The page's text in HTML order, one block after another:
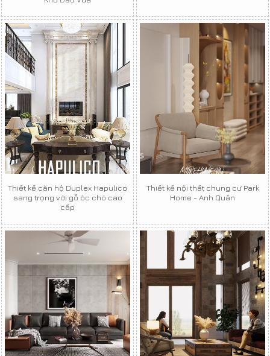
Thiết kế căn hộ Duplex Hapulico
sang trọng với gỗ óc chó cao
cấp
Thiết kế nội thất chung cư Park
Home - Anh Quân